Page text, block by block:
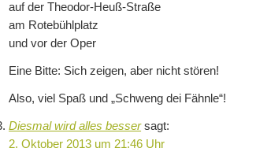
auf der Theodor-Heuß-Straße
am Rotebühlplatz
und vor der Oper
Eine Bitte: Sich zeigen, aber nicht stören!
Also, viel Spaß und „Schweng dei Fähnle“!
Diesmal wird alles besser sagt:
2. Oktober 2013 um 21:46 Uhr